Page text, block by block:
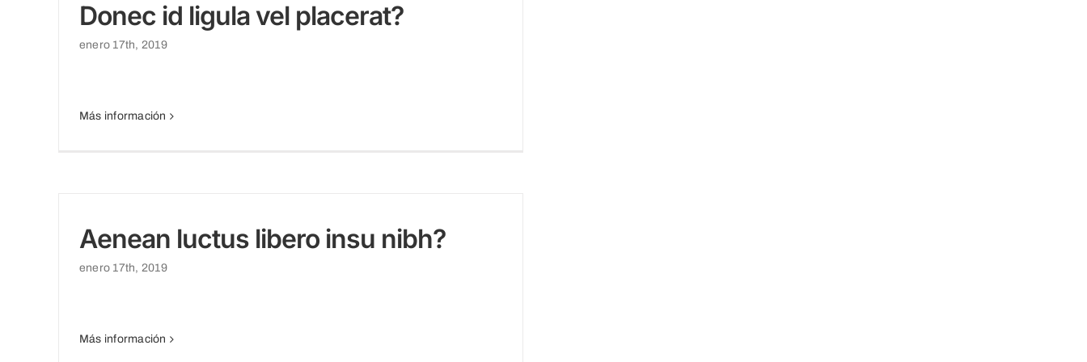
Donec id ligula vel placerat?
enero 17th, 2019
Más información
Aenean luctus libero insu nibh?
enero 17th, 2019
Más información